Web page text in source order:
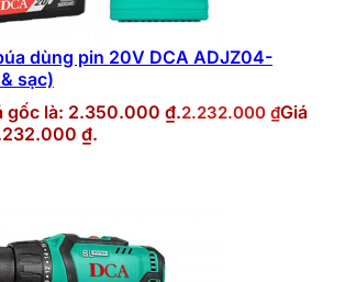
dùng pin 20V DCA ADJZ04-
sạc)
gốc là: 2.350.000 ₫.2.232.000 ₫Giá
₫.